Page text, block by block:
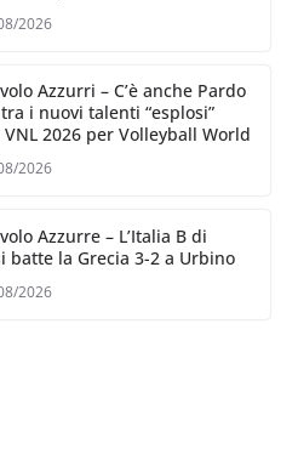
2026
Azzurri – C’è anche Pardo
i nuovi talenti “esplosi”
2026 per Volleyball World
2026
Azzurre – L’Italia B di
batte la Grecia 3-2 a Urbino
2026